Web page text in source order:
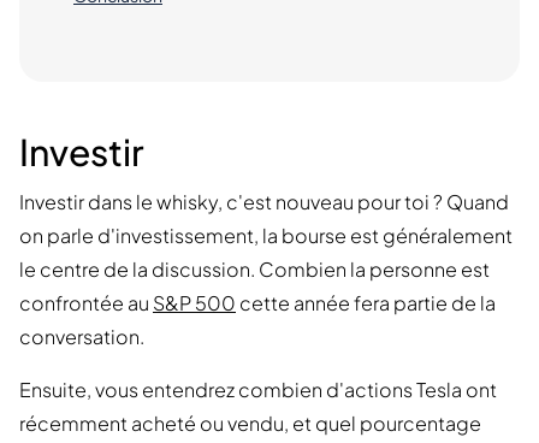
Investir
Investir dans le whisky, c'est nouveau pour toi ? Quand
on parle d'investissement, la bourse est généralement
le centre de la discussion. Combien la personne est
confrontée au S&P 500 cette année fera partie de la
conversation.
Ensuite, vous entendrez combien d'actions Tesla ont
récemment acheté ou vendu, et quel pourcentage